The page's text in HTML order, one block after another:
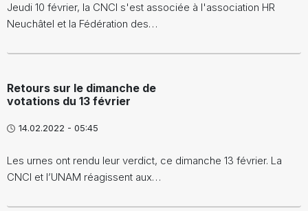
Jeudi 10 février, la CNCI s'est associée à l'association HR
Neuchâtel et la Fédération des…
Retours sur le dimanche de
votations du 13 février
14.02.2022 - 05:45
Les urnes ont rendu leur verdict, ce dimanche 13 février. La
CNCI et l’UNAM réagissent aux…